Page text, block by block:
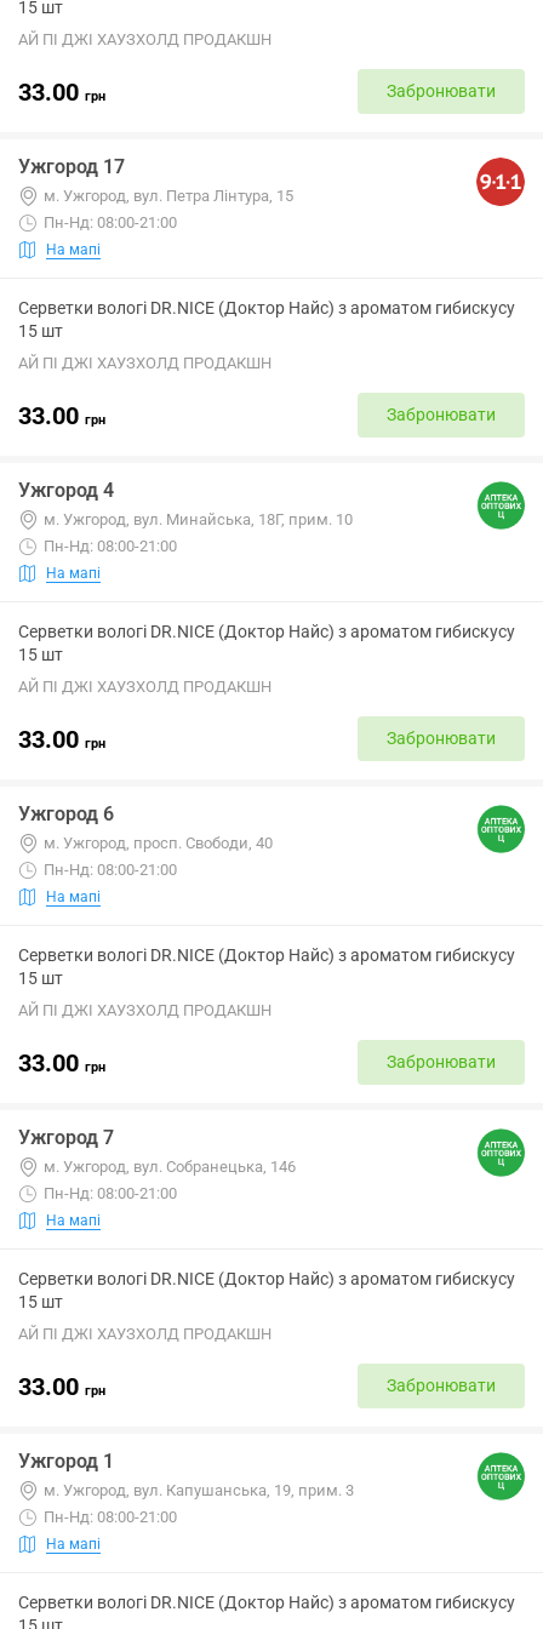
15 шт
АЙ ПІ ДЖІ ХАУЗХОЛД ПРОДАКШН
33.00 грн Забронювати
Ужгород 17
м. Ужгород, вул. Петра Лінтура, 15
Пн-Нд: 08:00-21:00
На мапі
Серветки вологі DR.NICE (Доктор Найс) з ароматом гибискусу
15 шт
АЙ ПІ ДЖІ ХАУЗХОЛД ПРОДАКШН
33.00 грн Забронювати
Ужгород 4
м. Ужгород, вул. Минайська, 18Г, прим. 10
Пн-Нд: 08:00-21:00
На мапі
Серветки вологі DR.NICE (Доктор Найс) з ароматом гибискусу
15 шт
АЙ ПІ ДЖІ ХАУЗХОЛД ПРОДАКШН
33.00 грн Забронювати
Ужгород 6
м. Ужгород, просп. Свободи, 40
Пн-Нд: 08:00-21:00
На мапі
Серветки вологі DR.NICE (Доктор Найс) з ароматом гибискусу
15 шт
АЙ ПІ ДЖІ ХАУЗХОЛД ПРОДАКШН
33.00 грн Забронювати
Ужгород 7
м. Ужгород, вул. Собранецька, 146
Пн-Нд: 08:00-21:00
На мапі
Серветки вологі DR.NICE (Доктор Найс) з ароматом гибискусу
15 шт
АЙ ПІ ДЖІ ХАУЗХОЛД ПРОДАКШН
33.00 грн Забронювати
Ужгород 1
м. Ужгород, вул. Капушанська, 19, прим. 3
Пн-Нд: 08:00-21:00
На мапі
Серветки вологі DR.NICE (Доктор Найс) з ароматом гибискусу